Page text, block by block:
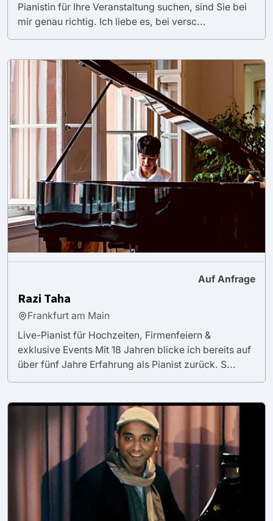
Pianistin für Ihre Veranstaltung suchen, sind Sie bei
mir genau richtig. Ich liebe es, bei versc...
Auf Anfrage
Razi Taha
Frankfurt am Main
Live-Pianist für Hochzeiten, Firmenfeiern &
exklusive Events Mit 18 Jahren blicke ich bereits auf
über fünf Jahre Erfahrung als Pianist zurück. S...